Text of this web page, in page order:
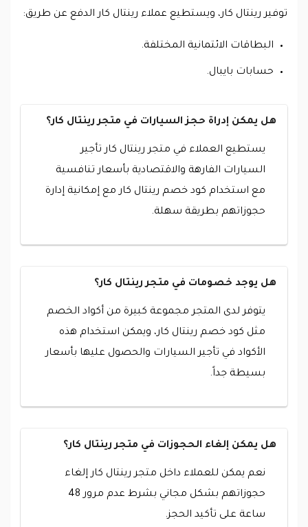
توفير رينتال كار، ويستطيع عملاء رينتال كار الدفع عن طريق:
البطاقات الائتمانية المختلفة.
حسابات بايبال.
هل يمكن إدراة حجز السيارات في متجر رينتال كار؟
يستطيع العملاء في متجر رينتال كار تأجير
السيارات الفارهة والاقتصادية بأسعار تنافسية
مع استخدام كود خصم رينتال كار مع إمكانية إدارة
حجوزاتهم بطريقة سهلة.
هل يوجد خصومات في متجر رينتال كار؟
يتوفر لدى المتجر مجموعة كبيرة من أكواد الخصم
مثل كود خصم رينتال كار، ويمكن استخدام هذه
الأكواد في تأجير السيارات والحصول عليها بأسعار
بسيطة جداً.
هل يمكن إلغاء الحجوزات في متجر رينتال كار؟
نعم يمكن للعملاء داخل متجر رينتال كار إلغاء
حجوزاتهم بشكل مجاني بشرط عدم مرور 48
ساعة على تأكيد الحجز.